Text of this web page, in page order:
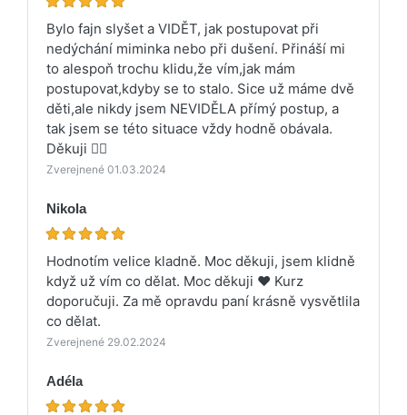
Bylo fajn slyšet a VIDĚT, jak postupovat při
nedýchání miminka nebo při dušení. Přináší mi
to alespoň trochu klidu,že vím,jak mám
postupovat,kdyby se to stalo. Sice už máme dvě
děti,ale nikdy jsem NEVIDĚLA přímý postup, a
tak jsem se této situace vždy hodně obávala.
Děkuji 👍🏻
Zverejnené 01.03.2024
Nikola
Hodnotím velice kladně. Moc děkuji, jsem klidně
když už vím co dělat. Moc děkuji ❤️ Kurz
doporučuji. Za mě opravdu paní krásně vysvětlila
co dělat.
Zverejnené 29.02.2024
Adéla